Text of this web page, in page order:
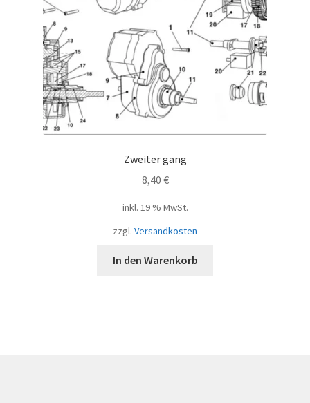
Zweiter gang
8,40 €
inkl. 19 % MwSt.
zzgl. Versandkosten
In den Warenkorb